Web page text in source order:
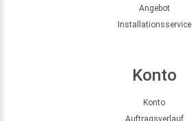
Angebot
Installationsservice
Konto
Konto
Auftragsverlauf